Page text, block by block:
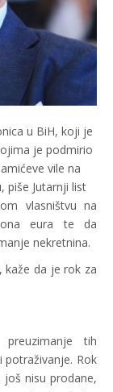
u BiH, koji je
je podmirio
vile na
piše Jutarnji list
vlasništvu na
eura te da
nekretnina.
kaže da je rok za
tih
Rok
nisu prodane,